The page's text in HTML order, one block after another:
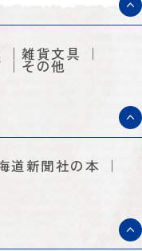
雑貨文具
その他
道新聞社の本